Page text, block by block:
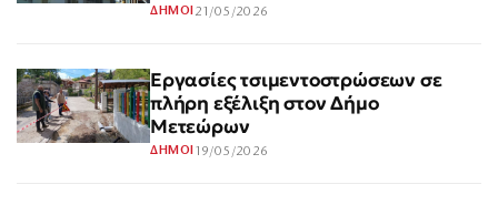
ΔΗΜΟΙ 21/05/2026
Εργασίες τσιμεντοστρώσεων σε
πλήρη εξέλιξη στον Δήμο
Μετεώρων
ΔΗΜΟΙ 19/05/2026